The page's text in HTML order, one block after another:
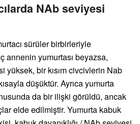
NAb seviyesi
sürüler birbirleriyle
annenin yumurtası beyazsa,
yüksek, bir kısım civcivlerin Nab
düşüktür. Ayrıca yumurta
da bir ilişki görüldü, ancak
elde edilmiştir. Yumurta kabuk